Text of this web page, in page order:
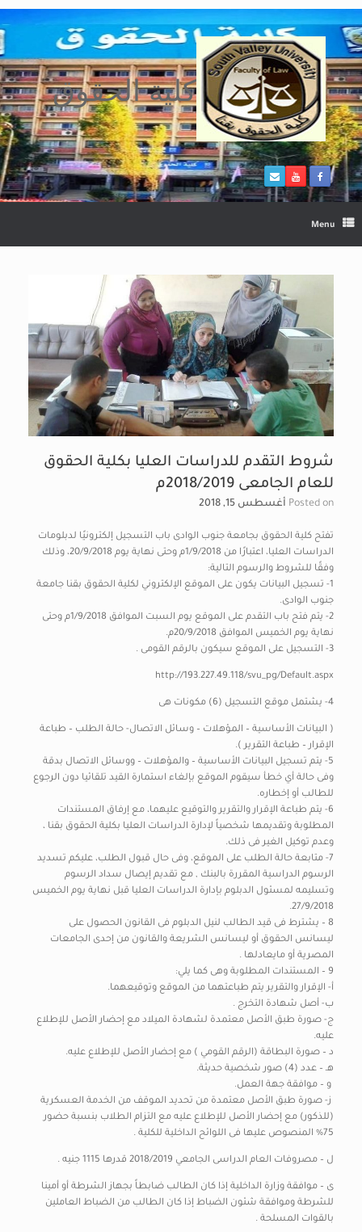
Skip
to
content
كلية الحقوق
Menu
شروط التقدم للدراسات العليا بكلية الحقوق
للعام الجامعى 2018/2019م
Posted on أغسطس 15, 2018
تفتح كلية الحقوق بجامعة جنوب الوادى باب التسجيل إلكترونيًا لدبلومات
الدراسات العليا، اعتبارًا من 1/9/2018م وحتى نهاية يوم 20/9/2018، وذلك
وفقًا للشروط والرسوم التالية:
1- تسجيل البيانات يكون على الموقع الإلكتروني لكلية الحقوق بقنا جامعة
جنوب الوادى.
2- يتم فتح باب التقدم على الموقع يوم السبت الموافق 1/9/2018م وحتى
نهاية يوم الخميس الموافق 20/9/2018م.
3- التسجيل على الموقع سيكون بالرقم القومى .
http://193.227.49.118/svu_pg/Default.aspx
4- يشتمل موقع التسجيل (6) مكونات هى
( البيانات الأساسية – المؤهلات – وسائل الاتصال- حالة الطلب – طباعة
الإقرار – طباعة التقرير ).
5- يتم تسجيل البيانات الأساسية – والمؤهلات – ووسائل الاتصال بدقة
وفى حالة أي خطأ سيقوم الموقع بإلغاء استمارة القيد تلقائيا دون الرجوع
للطالب أو إخطاره.
6- يتم طباعة الإقرار والتقرير والتوقيع عليهما، مع إرفاق المستندات
المطلوبة وتقديمها شخصياً لإدارة الدراسات العليا بكلية الحقوق بقنا ،
وعدم توكيل الغير فى ذلك.
7- متابعة حالة الطلب على الموقع، وفى حال قبول الطلب، عليكم تسديد
الرسوم الدراسية المقررة بالبنك , مع تقديم إيصال سداد الرسوم
وتسليمه لمسئول الدبلوم بإدارة الدراسات العليا قبل نهاية يوم الخميس
27/9/2018.
8 – يشترط فى قيد الطالب لنيل الدبلوم فى القانون الحصول على
ليسانس الحقوق أو ليسانس الشريعة والقانون من إحدى الجامعات
المصرية أو مايعادلها .
9 – المستندات المطلوبة وهى كما يلي:
‌أ- الإقرار والتقرير يتم طباعتهما من الموقع وتوقيعهما.
‌ب- أصل شهادة التخرج .
‌ج- صورة طبق الأصل معتمدة لشهادة الميلاد مع إحضار الأصل للإطلاع
عليه.
د – صورة البطاقة (الرقم القومي ) مع إحضار الأصل للإطلاع عليه.
‌هـ – عدد (4) صور شخصية حديثة.
‌ و – موافقة جهة العمل.
‌ ز- صورة طبق الأصل معتمدة من تحديد الموقف من الخدمة العسكرية
(للذكور) مع إحضار الأصل للإطلاع عليه مع التزام الطلاب بنسبة حضور
75% المنصوص عليها فى اللوائح الداخلية للكلية .
ل – مصروفات العام الدراسى الجامعي 2018/2019 قدرها 1115 جنيه .
ى – موافقة وزارة الداخلية إذا كان الطالب ضابطاً بجهاز الشرطة أو أمينا
للشرطة وموافقة شئون الضباط إذا كان الطالب من الضباط العاملين
بالقوات المسلحة .